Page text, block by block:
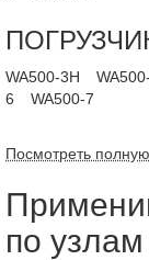
WA500-3H
6
WA500-7
Посмотреть
по